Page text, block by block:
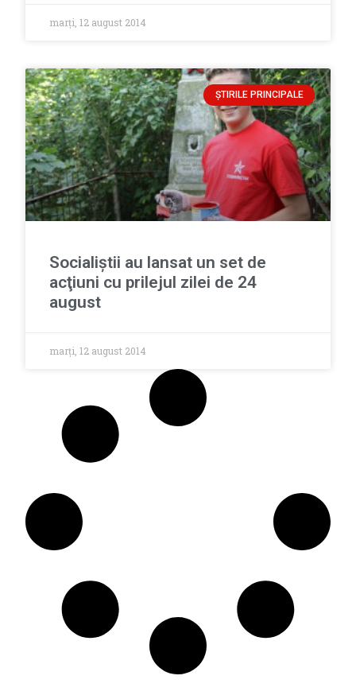
marți, 12 august 2014
ȘTIRILE PRINCIPALE
Socialiştii au lansat un set de
acţiuni cu prilejul zilei de 24
august
marți, 12 august 2014